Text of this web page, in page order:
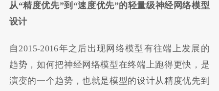
从“精度优先”到“速度优先”的轻量级神经网络模型
设计
自2015-2016年之后出现网络模型有往端上发展的
趋势，如何把神经网络模型在终端上跑得更快，是
演变的一个趋势，也就是模型的设计从精度优先到